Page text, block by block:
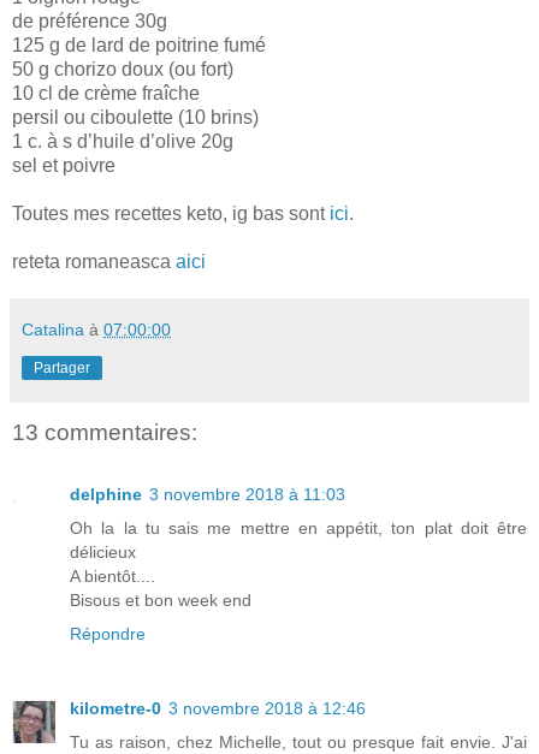
de préférence 30g
125 g de lard de poitrine fumé
50 g chorizo doux (ou fort)
10 cl de crème fraîche
persil ou ciboulette (10 brins)
1 c. à s d’huile d’olive 20g
sel et poivre
Toutes mes recettes keto, ig bas sont ici.
reteta romaneasca aici
Catalina à 07:00:00
Partager
13 commentaires:
delphine 3 novembre 2018 à 11:03
Oh la la tu sais me mettre en appétit, ton plat doit être
délicieux
A bientôt....
Bisous et bon week end
Répondre
kilometre-0 3 novembre 2018 à 12:46
Tu as raison, chez Michelle, tout ou presque fait envie. J'ai